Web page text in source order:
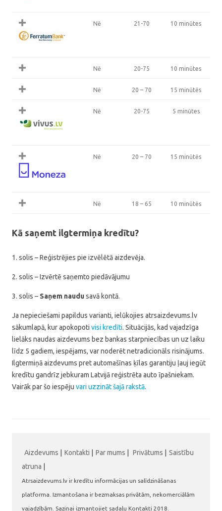
Nē 21-70 10 minūtes
Nē 20-75 10 minūtes
Nē 20 – 70 15 minūtēs
Nē 20-75 5 minūtes
Nē 20 – 70 15 minūtēs
Nē 18 – 65 10 minūtēs
Kā saņemt ilgtermiņa kredītu?
1. solis – Reģistrējies pie izvēlētā aizdevēja.
2. solis – Izvērtē saņemto piedāvājumu
3. solis – Saņem naudusavā kontā.
Ja nepieciešami papildus varianti, ielūkojies atrsaizdevums.lv
sākumlapā, kur apokopoti visi kredīti. Situācijās, kad vajadzīga
lielāks naudas aizdevums bez bankas starpniecības un uz laiku
līdz 5 gadiem, iespējams, var noderēt netradicionāls risinājums.
Ilgtermiņā aizdevums pret automašīnas ķīlas garantiju ļauj iegūt
kredītu gandrīz jebkuram Latvijā reģistrēta auto īpašniekam.
Vairāk par šo iespēju vari uzzināt šajā rakstā.
Aizdevums Kontakti Par mums Privātums
Saistību
atruna
Atrsaizdevums.lv ir kredītu informācijas un salīdzināšanas
platforma. Izmantošana ir bezmaksas privātām, nekomerciālām
vajadzībām. Saziņai izmantojiet sadaļu Kontakti 2018.